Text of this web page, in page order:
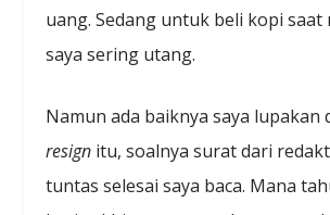
uang. Sedang untuk beli kopi saat
saya sering utang.
Namun ada baiknya saya lupakan
resign itu, soalnya surat dari
tuntas selesai saya baca. Mana